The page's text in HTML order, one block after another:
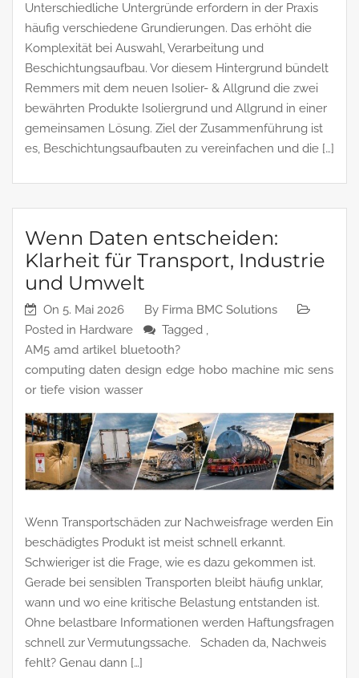
Unterschiedliche Untergründe erfordern in der Praxis
häufig verschiedene Grundierungen. Das erhöht die
Komplexität bei Auswahl, Verarbeitung und
Beschichtungsaufbau. Vor diesem Hintergrund bündelt
Remmers mit dem neuen Isolier- & Allgrund die zwei
bewährten Produkte Isoliergrund und Allgrund in einer
gemeinsamen Lösung. Ziel der Zusammenführung ist
es, Beschichtungsaufbauten zu vereinfachen und die […]
Wenn Daten entscheiden:
Klarheit für Transport, Industrie
und Umwelt
On 5. Mai 2026 By Firma BMC Solutions
Posted in Hardware
Tagged ,
AM5 amd artikel bluetooth?
computing daten design edge hobo machine mic sens
or tiefe vision wasser
Wenn Transportschäden zur Nachweisfrage werden Ein
beschädigtes Produkt ist meist schnell erkannt.
Schwieriger ist die Frage, wie es dazu gekommen ist.
Gerade bei sensiblen Transporten bleibt häufig unklar,
wann und wo eine kritische Belastung entstanden ist.
Ohne belastbare Informationen werden Haftungsfragen
schnell zur Vermutungssache. Schaden da, Nachweis
fehlt? Genau dann […]